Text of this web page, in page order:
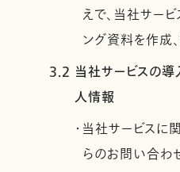
えで、当社サー
ング資料を作成
3.2 当社サービスの
人情報
・当社サービス
らのお問い合わ